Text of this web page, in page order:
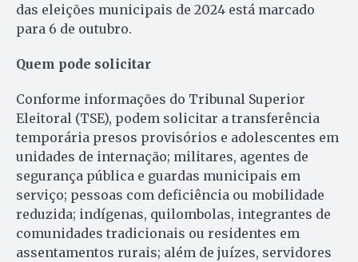
das eleições municipais de 2024 está marcado
para 6 de outubro.
Quem pode solicitar
Conforme informações do Tribunal Superior
Eleitoral (TSE), podem solicitar a transferência
temporária presos provisórios e adolescentes em
unidades de internação; militares, agentes de
segurança pública e guardas municipais em
serviço; pessoas com deficiência ou mobilidade
reduzida; indígenas, quilombolas, integrantes de
comunidades tradicionais ou residentes em
assentamentos rurais; além de juízes, servidores